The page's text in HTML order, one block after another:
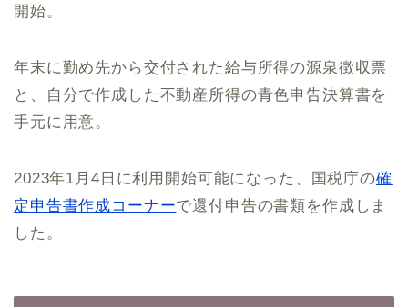
開始。
年末に勤め先から交付された給与所得の源泉徴収票
と、自分で作成した不動産所得の青色申告決算書を
手元に用意。
2023年1月4日に利用開始可能になった、国税庁の確
定申告書作成コーナーで還付申告の書類を作成しま
した。